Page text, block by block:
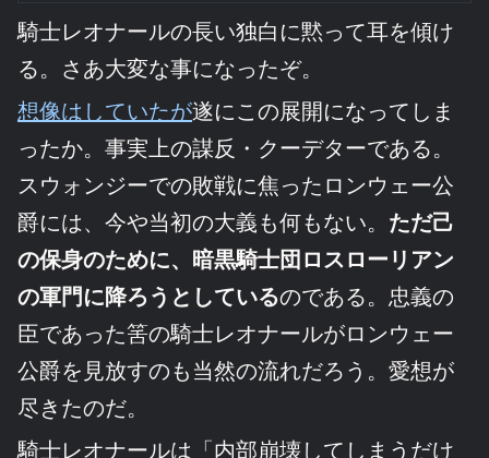
騎士レオナールの長い独白に黙って耳を傾け
る。さあ大変な事になったぞ。
想像はしていたが遂にこの展開になってしま
ったか。事実上の謀反・クーデターである。
スウォンジーでの敗戦に焦ったロンウェー公
爵には、今や当初の大義も何もない。 ただ己
の保身のために、暗黒騎士団ロスローリアン
の軍門に降ろうとしているのである。忠義の
臣であった筈の騎士レオナールがロンウェー
公爵を見放すのも当然の流れだろう。愛想が
尽きたのだ。
騎士レオナールは「内部崩壊してしまうだけ